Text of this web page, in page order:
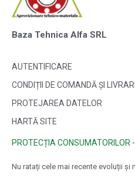
Baza Tehnica Alfa SRL
AUTENTIFICARE
CONDIȚII DE COMANDĂ ȘI
PROTEJAREA DATELOR
HARTĂ SITE
PROTECȚIA CONSUMATORILOR -
Nu ratați cele mai recente evoluții și